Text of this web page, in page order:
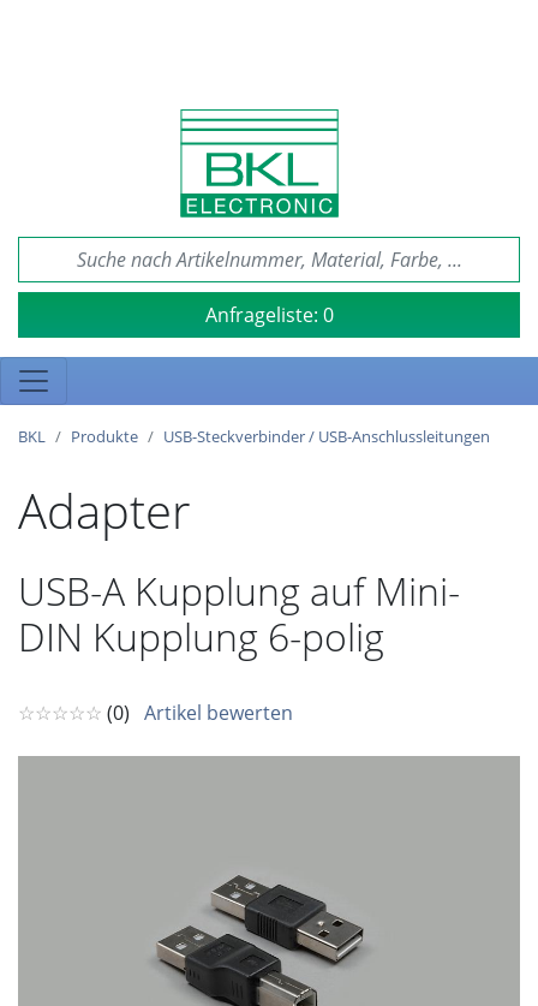
Anfrageliste: 0
BKL Produkte USB-Steckverbinder / USB-Anschlussleitungen
Adapter
USB-A Kupplung auf Mini-
DIN Kupplung 6-polig
☆☆☆☆☆ (0) Artikel bewerten